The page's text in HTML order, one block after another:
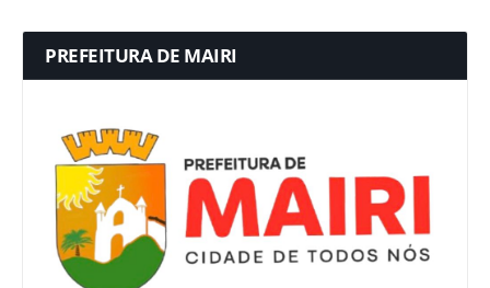
PREFEITURA DE MAIRI